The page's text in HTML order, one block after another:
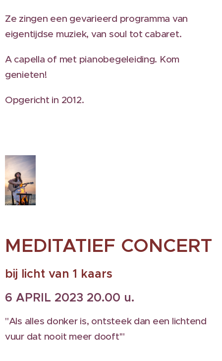
Ze zingen een gevarieerd programma van
eigentijdse muziek, van soul tot cabaret.
A capella of met pianobegeleiding. Kom
genieten!
Opgericht in 2012.
MEDITATIEF CONCERT
bij licht van 1 kaars
6 APRIL 2023 20.00 u.
"Als alles donker is, ontsteek dan een lichtend
vuur dat nooit meer dooft'"